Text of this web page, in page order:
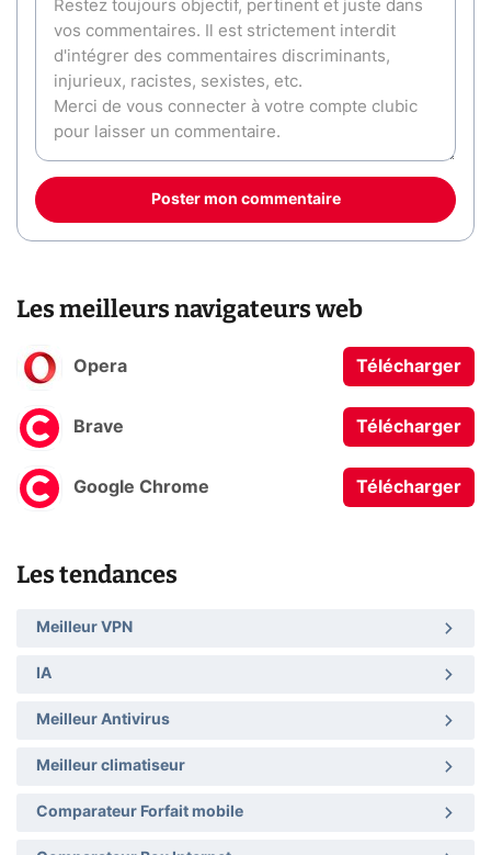
Poster mon commentaire
Les meilleurs navigateurs web
Opera Télécharger
Brave Télécharger
Google Chrome Télécharger
Les tendances
Meilleur VPN
IA
Meilleur Antivirus
Meilleur climatiseur
Comparateur Forfait mobile